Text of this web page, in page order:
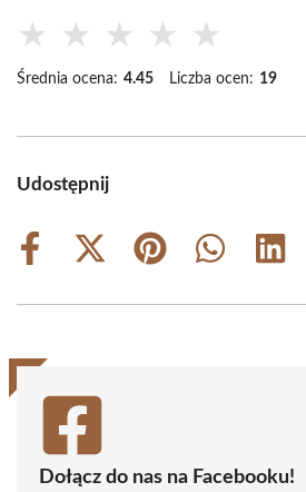
★ ★ ★ ★ ★
Średnia ocena: 4.45 Liczba ocen: 19
Udostępnij
Share
Share
(Twitter)
Share
Share
Share
Dołącz do nas na Facebooku!